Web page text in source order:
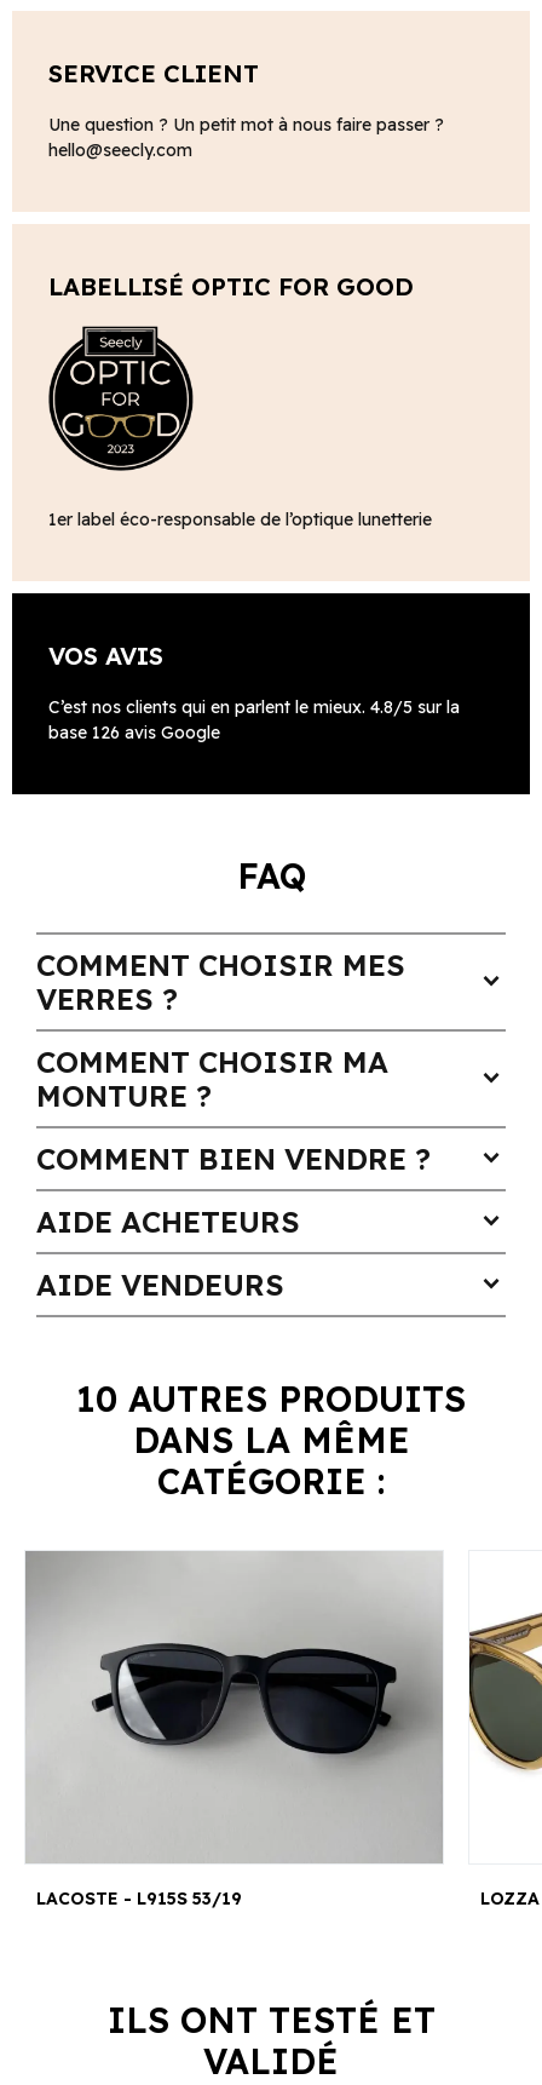
SERVICE CLIENT
Une question ? Un petit mot à nous faire passer ?
hello@seecly.com
LABELLISÉ OPTIC FOR GOOD
1er label éco-responsable de l’optique lunetterie
VOS AVIS
C’est nos clients qui en parlent le mieux. 4.8/5 sur la
base 126 avis Google
FAQ
COMMENT CHOISIR MES
VERRES ?
expand_more
COMMENT CHOISIR MA
MONTURE ?
expand_more
COMMENT BIEN VENDRE ? expand_more
AIDE ACHETEURS expand_more
AIDE VENDEURS expand_more
10 AUTRES PRODUITS
DANS LA MÊME
CATÉGORIE :
LACOSTE - L915S 53/19
ILS ONT TESTÉ ET
VALIDÉ